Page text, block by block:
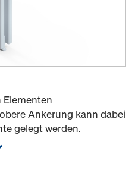
Ankerung kann dabei
gelegt werden.